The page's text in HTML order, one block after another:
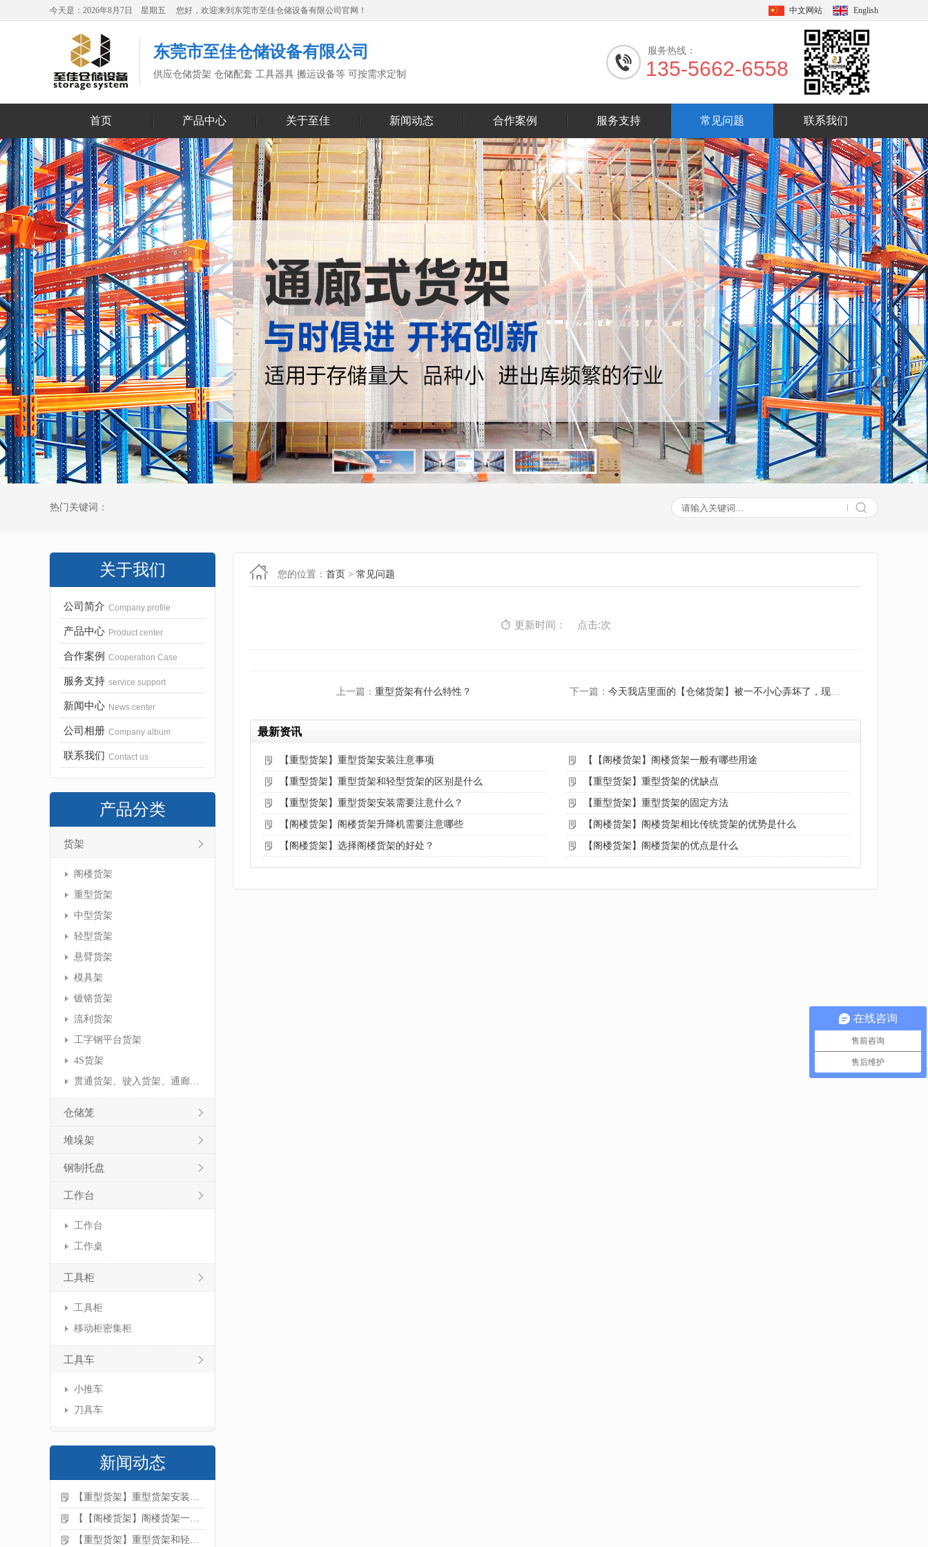
今天是：2026年8月7日 星期五 您好，欢迎来到东莞市至佳仓储设备有限公司官网！ 中文网站 English
东莞市至佳仓储设备有限公司
供应仓储货架 仓储配套 工具器具 搬运设备等 可按需求定制
服务热线：
135-5662-6558
首页 产品中心 关于至佳 新闻动态 合作案例 服务支持 常见问题 联系我们
热门关键词：
关于我们
公司简介 Company profile
产品中心 Product center
合作案例 Cooperation Case
服务支持 service support
新闻中心 News center
公司相册 Company album
联系我们 Contact us
产品分类
货架
阁楼货架
重型货架
中型货架
轻型货架
悬臂货架
模具架
镀铬货架
流利货架
工字钢平台货架
4S货架
贯通货架、驶入货架、通廊货架
仓储笼
堆垛架
钢制托盘
工作台
工作台
工作桌
工具柜
工具柜
移动柜密集柜
工具车
小推车
刀具车
新闻动态
【重型货架】重型货架安装注意事项
【【阁楼货架】阁楼货架一般有哪些用途
【重型货架】重型货架和轻型货架的区别是什么
您的位置： 首页 > 常见问题
更新时间： 点击:次
上一篇： 重型货架有什么特性？ 下一篇： 今天我店里面的【仓储货架】被一不小心弄坏了，现在急需要购【仓储货架】，但是不知道哪里有好的，希望大家帮忙荐？
最新资讯
【重型货架】重型货架安装注意事项 【【阁楼货架】阁楼货架一般有哪些用途
【重型货架】重型货架和轻型货架的区别是什么 【重型货架】重型货架的优缺点
【重型货架】重型货架安装需要注意什么？ 【重型货架】重型货架的固定方法
【阁楼货架】阁楼货架升降机需要注意哪些 【阁楼货架】阁楼货架相比传统货架的优势是什么
【阁楼货架】选择阁楼货架的好处？ 【阁楼货架】阁楼货架的优点是什么
在线咨询
售前咨询
售后维护